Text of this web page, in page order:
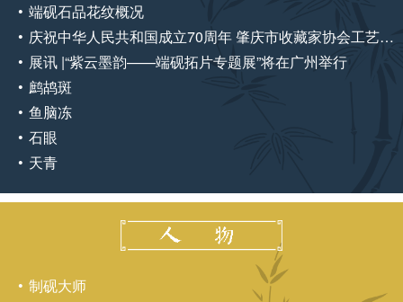
端砚石品花纹概况
庆祝中华人民共和国成立70周年 肇庆市收藏家协会工艺美术藏品展
展讯 |“紫云墨韵——端砚拓片专题展”将在广州举行
鹧鸪斑
鱼脑冻
石眼
天青
制砚大师